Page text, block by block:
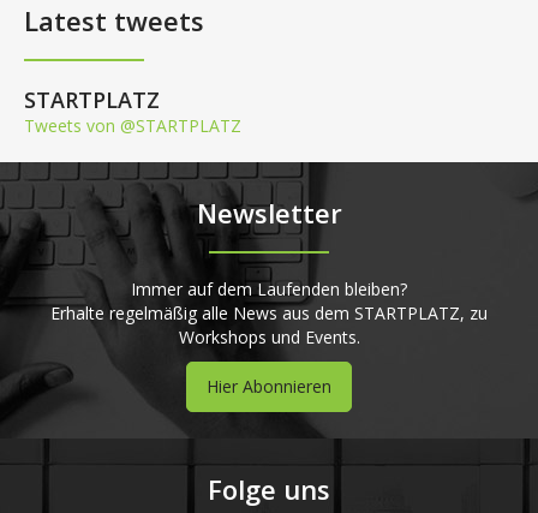
Latest tweets
STARTPLATZ
Tweets von @STARTPLATZ
Newsletter
Immer auf dem Laufenden bleiben?
Erhalte regelmäßig alle News aus dem STARTPLATZ, zu
Workshops und Events.
Hier Abonnieren
Folge uns